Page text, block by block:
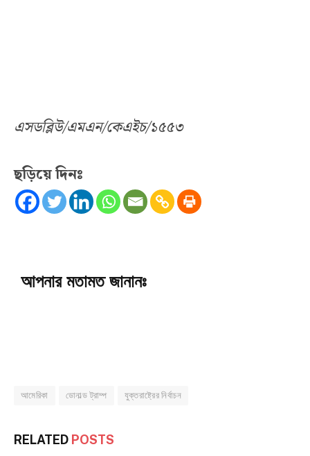
এসডব্লিউ/এমএন/কেএইচ/১৫৫৩
ছড়িয়ে দিনঃ
আপনার মতামত জানানঃ
আমেরিকা ডোনাল্ড ট্রাম্প যুক্তরাষ্ট্রের নির্বাচন
RELATED POSTS